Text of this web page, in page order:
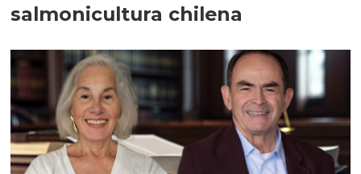
salmonicultura chilena